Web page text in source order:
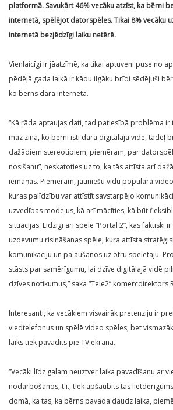
platformā. Savukārt 46% vecāku atzīst, ka bērni
internetā, spēlējot datorspēles. Tikai 8% vecāku
internetā bezjēdzīgi laiku netērē.
Vienlaicīgi ir jāatzīmē, ka tikai aptuveni puse no
pēdējā gada laikā ir kādu ilgāku brīdi sēdējuši
ko bērns dara internetā.
“Kā rāda aptaujas dati, tad patiesībā problēma ir
maz zina, ko bērni īsti dara digitālajā vidē, tādēļ
dažādiem stereotipiem, piemēram, par
nosišanu”, neskatoties uz to, ka tās attīsta arī
iemaņas. Piemēram, jauniešu vidū populārā
kuras palīdzību var attīstīt savstarpējo
uzvedības modeļus, kā arī mācīties, kā būt
situācijās. Līdzīgi arī spēle “Portal 2”, kas faktiski
uzdevumu risināšanas spēle, kura attīsta
komunikāciju un paļaušanos uz otru spēlētāju.
stāsts par samērīgumu, lai dzīve digitālajā vidē
dzīves notikumus,” saka “Tele2” komercdirektors
Interesanti, ka vecākiem visvairāk pretenziju ir
viedtelefonus un spēlē video spēles, bet
laiks tiek pavadīts pie TV ekrāna.
“Vecāki līdz galam neuztver laika pavadīšanu ar
nodarbošanos, t.i., tiek apšaubīts tās
domā, ka tas, ka bērns pavada daudz laika,